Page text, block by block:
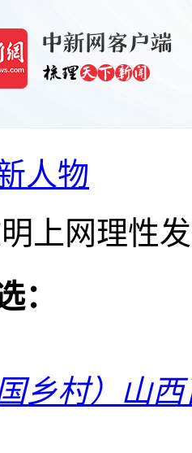
人物
上网理性
：
乡村）山